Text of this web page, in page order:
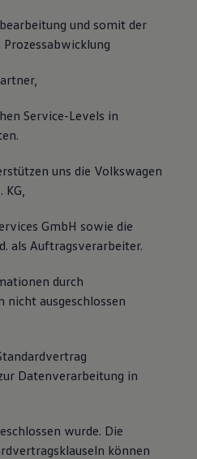
und somit der
Service-Levels in
uns die Volkswagen
KG,
GmbH sowie die
als Auftragsverarbeiter.
durch
nicht ausgeschlossen
Datenverarbeitung in
wurde. Die
können